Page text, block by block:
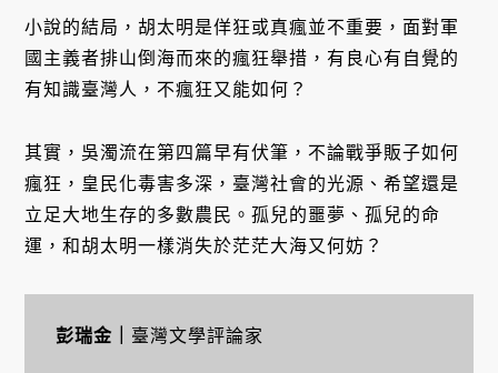
小說的結局，胡太明是佯狂或真瘋並不重要，面對軍
國主義者排山倒海而來的瘋狂舉措，有良心有自覺的
有知識臺灣人，不瘋狂又能如何？
其實，吳濁流在第四篇早有伏筆，不論戰爭販子如何
瘋狂，皇民化毒害多深，臺灣社會的光源、希望還是
立足大地生存的多數農民。孤兒的噩夢、孤兒的命
運，和胡太明一樣消失於茫茫大海又何妨？
彭瑞金 臺灣文學評論家